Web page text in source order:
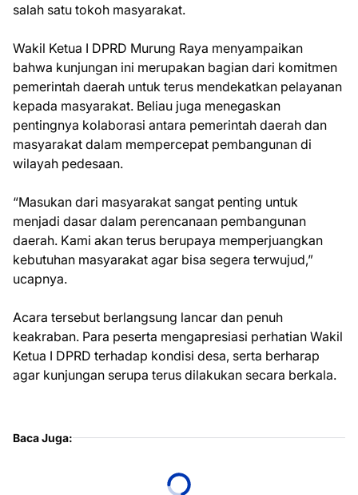
salah satu tokoh masyarakat.
Wakil Ketua I DPRD Murung Raya menyampaikan
bahwa kunjungan ini merupakan bagian dari komitmen
pemerintah daerah untuk terus mendekatkan pelayanan
kepada masyarakat. Beliau juga menegaskan
pentingnya kolaborasi antara pemerintah daerah dan
masyarakat dalam mempercepat pembangunan di
wilayah pedesaan.
“Masukan dari masyarakat sangat penting untuk
menjadi dasar dalam perencanaan pembangunan
daerah. Kami akan terus berupaya memperjuangkan
kebutuhan masyarakat agar bisa segera terwujud,”
ucapnya.
Acara tersebut berlangsung lancar dan penuh
keakraban. Para peserta mengapresiasi perhatian Wakil
Ketua I DPRD terhadap kondisi desa, serta berharap
agar kunjungan serupa terus dilakukan secara berkala.
Baca Juga: